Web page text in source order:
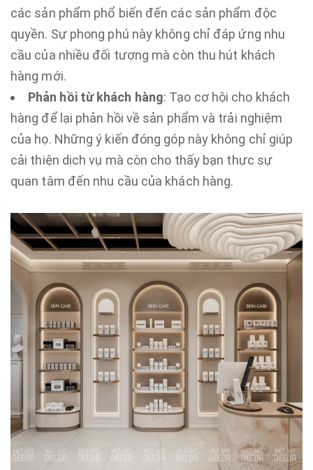
các sản phẩm phổ biến đến các sản phẩm độc
quyền. Sự phong phú này không chỉ đáp ứng nhu
cầu của nhiều đối tượng mà còn thu hút khách
hàng mới.
Phản hồi từ khách hàng: Tạo cơ hội cho khách
hàng để lại phản hồi về sản phẩm và trải nghiệm
của họ. Những ý kiến đóng góp này không chỉ giúp
cải thiện dịch vụ mà còn cho thấy bạn thực sự
quan tâm đến nhu cầu của khách hàng.